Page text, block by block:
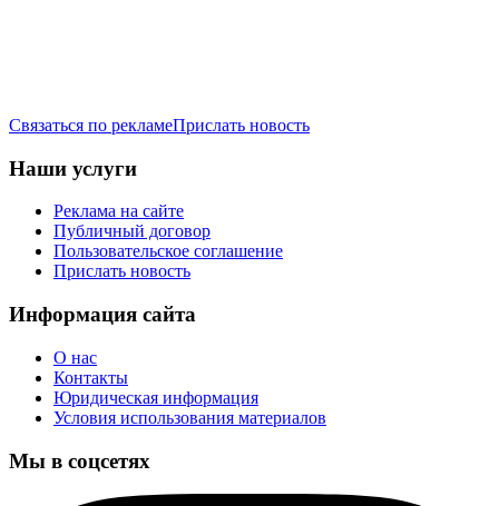
Связаться по рекламеПрислать новость
Наши услуги
Реклама на сайте
Публичный договор
Пользовательское соглашение
Прислать новость
Информация сайта
О нас
Контакты
Юридическая информация
Условия использования материалов
Мы в соцсетях